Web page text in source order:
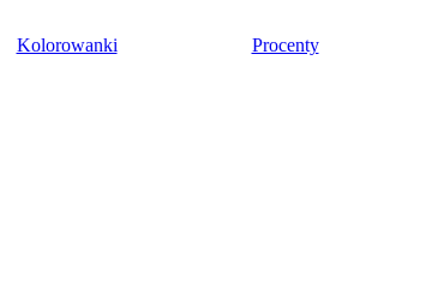
Kolorowanki Procenty